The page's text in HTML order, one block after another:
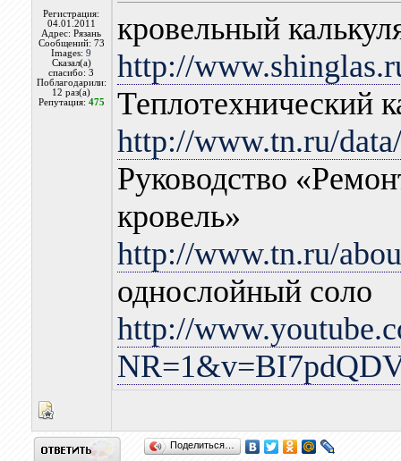
Регистрация:
04.01.2011
Адрес: Рязань
Сообщений: 73
Images:9
Сказал(а)
спасибо: 3
Поблагодарили:
12 раз(а)
Репутация: 475
кровельный
http://
Теплотехнический
http://www.tn.ru/
Руководство
кровель»
http://www.tn.ru/
однослойный соло
http://
Поделиться…